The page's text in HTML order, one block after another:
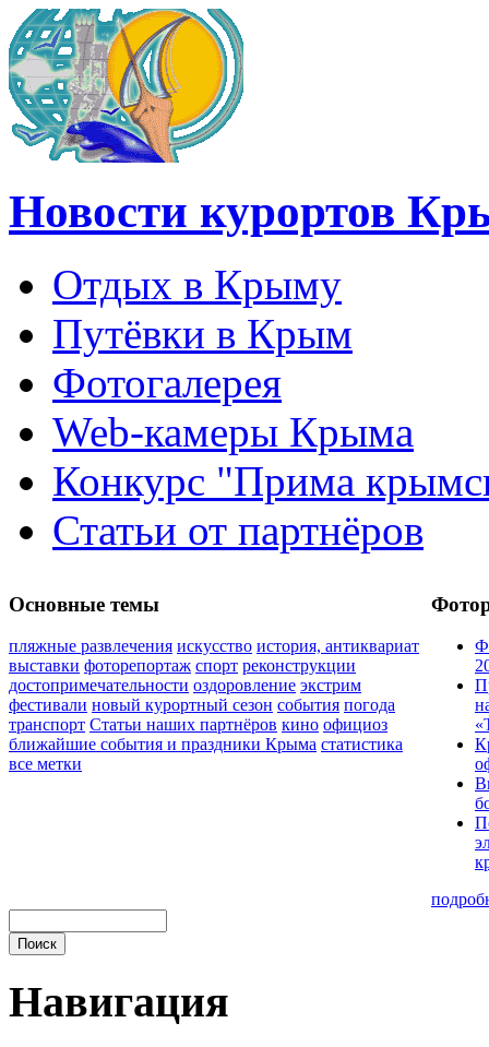
Новости курортов
Отдых в Крыму
Путёвки в Крым
Фотогалерея
Web-камеры Крыма
Конкурс "Прима
Статьи от партнёров
Основные темы
пляжные развлечения искусство история, антиквариат
выставки фоторепортаж спорт реконструкции
достопримечательности оздоровление экстрим
фестивали новый курортный сезон события погода
транспорт Статьи наших партнёров кино официоз
ближайшие события и праздники Крыма статистика
все метки
Навигация